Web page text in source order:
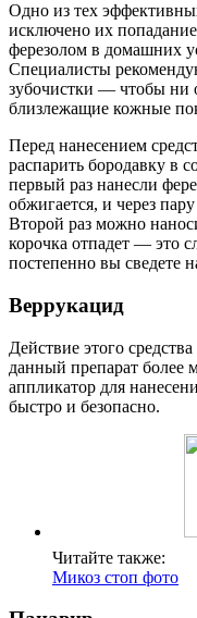
Одно из тех
исключено их
ферезолом в домашних
Специалисты
зубочистки — чтобы ни
близлежащие кожные
Перед нанесением
распарить бородавку в
первый раз нанесли
обжигается, и через
Второй раз можно
корочка отпадет — это
постепенно вы сведете
Веррукацид
Действие этого
данный препарат более
аппликатор для
быстро и безопасно.
Читайте также:
Микоз стоп фото